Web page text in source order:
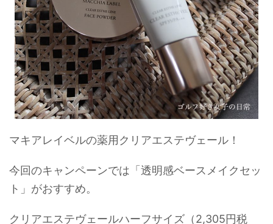
マキアレイベルの薬用クリアエステヴェール！
今回のキャンペーンでは「透明感ベースメイクセッ
ト」がおすすめ。
クリアエステヴェールハーフサイズ（2,305円税